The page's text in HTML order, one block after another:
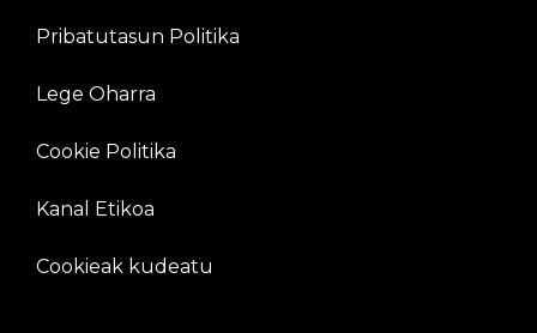
Pribatutasun Politika
Lege Oharra
Cookie Politika
Kanal Etikoa
Cookieak kudeatu